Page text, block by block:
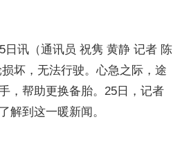
日讯（通讯员 祝隽 黄静 记者 陈
坏，无法行驶。心急之际，途
，帮助更换备胎。25日，记者
解到这一暖新闻。